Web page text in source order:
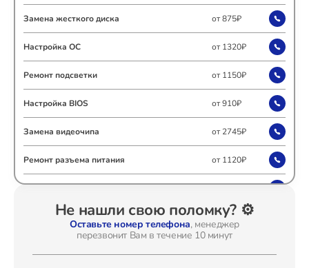
Замена жесткого диска от 875₽
Настройка ОС от 1320₽
Ремонт подсветки от 1150₽
Настройка BIOS от 910₽
Замена видеочипа от 2745₽
Ремонт разъема питания от 1120₽
Замена видеокарты от 1795₽
Ремонт цепей питания от 2500₽
Не нашли свою поломку? ⚙️
Оставьте номер телефона, менеджер
перезвонит Вам в течение 10 минут
Ремонт Морозильных камер
Ремонт ТВ-приставок
Ремонт Сушильных машин